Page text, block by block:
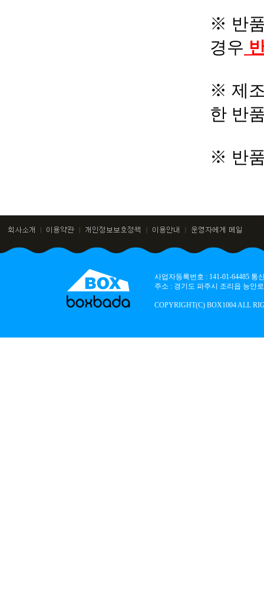
※ 반
경우
※ 제
한 반
※ 반
사업자등록번호 : 141-01-64485
주소 : 경기도 파주시 조리읍 능안
COPYRIGHT(C) BOX1004 ALL